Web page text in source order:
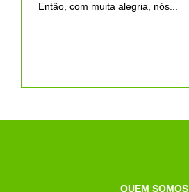
Então, com muita alegria, nós...
QUEM SOMOS